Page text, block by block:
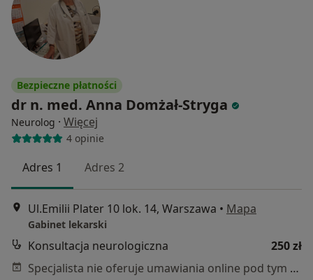
Bezpieczne płatności
dr n. med. Anna Domżał-Stryga
Neurolog · Więcej
4 opinie
Adres 1 Adres 2
Ul.Emilii Plater 10 lok. 14, Warszawa • Mapa
Gabinet lekarski
Konsultacja neurologiczna
250 zł
Specjalista nie oferuje umawiania online pod tym adresem.